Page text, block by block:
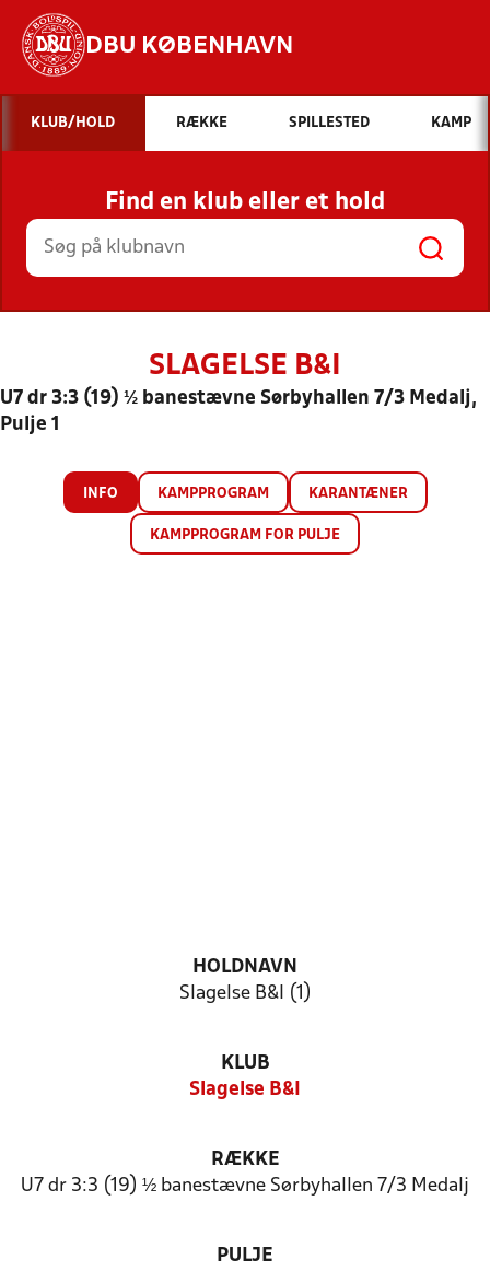
DBU KØBENHAVN
Hvad vil du søge efter?
INDHOLD OG NYHEDER
STILLINGER, RESULTATER, KLUBBER OG
HOLD
KLUB/HOLD RÆKKE SPILLESTED KAMP
Find en klub eller et hold
SLAGELSE B&I
U7 dr 3:3 (19) ½ banestævne Sørbyhallen 7/3 Medalj,
Pulje 1
INFO KAMPPROGRAM KARANTÆNER
KAMPPROGRAM FOR PULJE
HOLDNAVN
Slagelse B&I (1)
KLUB
Slagelse B&I
RÆKKE
U7 dr 3:3 (19) ½ banestævne Sørbyhallen 7/3 Medalj
PULJE